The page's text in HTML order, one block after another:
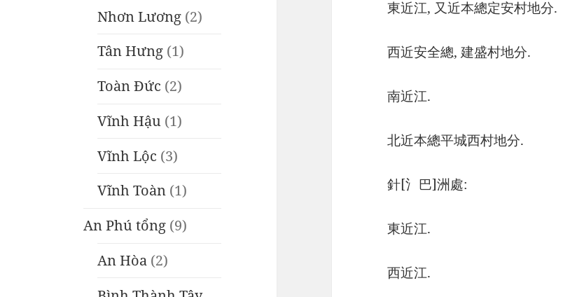
Nhơn Lương (2)
Tân Hưng (1)
Toàn Đức (2)
Vĩnh Hậu (1)
Vĩnh Lộc (3)
Vĩnh Toàn (1)
An Phú tổng (9)
An Hòa (2)
東近江, 又近本總定安村地分.
西近安全總, 建盛村地分.
南近江.
北近本總平城西村地分.
針[氵巴]洲處:
東近江.
西近江.